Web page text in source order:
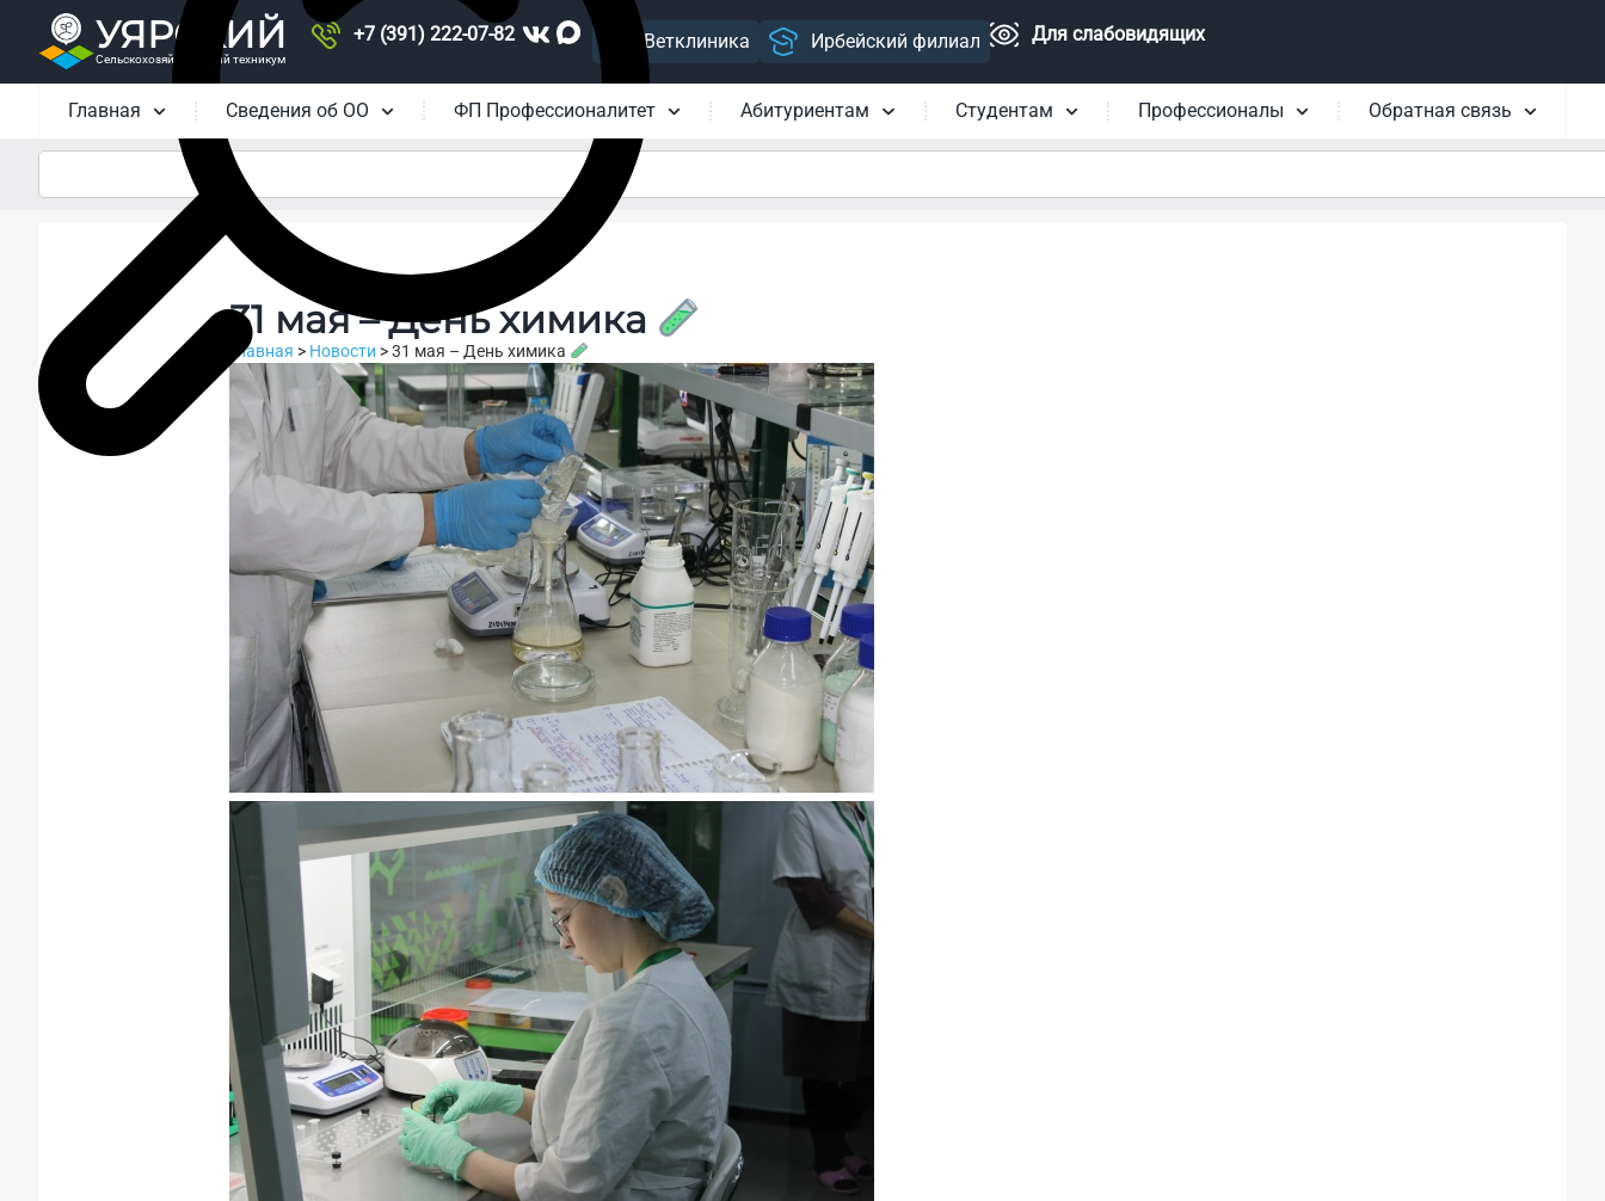
УЯРСКИЙ
Сельскохозяйственный техникум
+7 (391) 222-07-82 Ветклиника Ирбейский филиал Для слабовидящих
Главная Сведения об ОО ФП Профессионалитет Абитуриентам Студентам Профессионалы Обратная связь
31 мая – День химика
Главная > Новости >31 мая – День химика